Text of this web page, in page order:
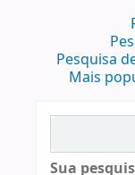
Pesquisa
Mais
Sua